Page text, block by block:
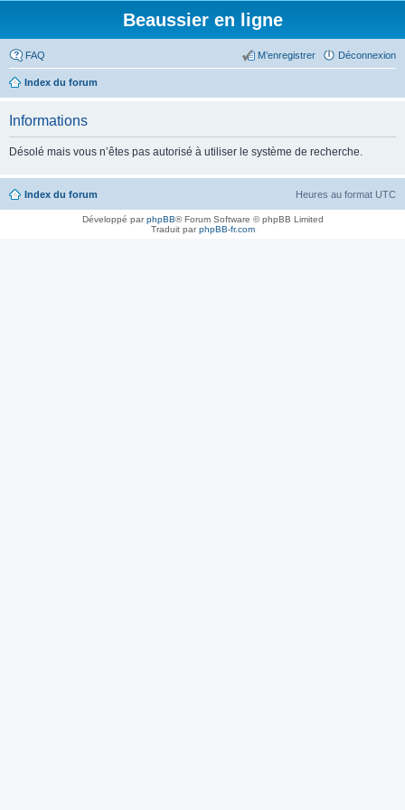
Beaussier en ligne
FAQ Déconnexion
M’enregistrer
Index du forum
Informations
Désolé mais vous n’êtes pas autorisé à utiliser le système de recherche.
Index du forum Heures au format UTC
Développé parphpBB® Forum Software © phpBB Limited
Traduit parphpBB-fr.com